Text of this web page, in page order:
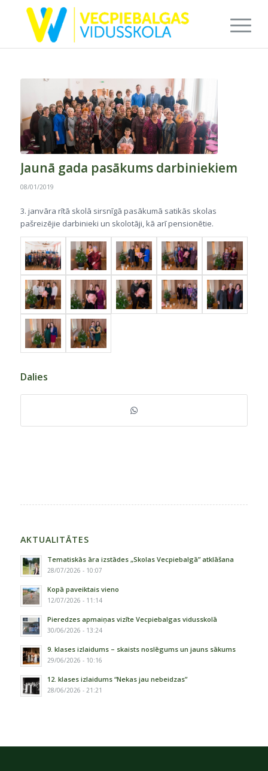
Jaunā gada pasākums darbiniekiem
08/01/2019
3. janvāra rītā skolā sirsnīgā pasākumā satikās skolas
pašreizējie darbinieki un skolotāji, kā arī pensionētie.
Dalies
AKTUALITĀTES
Tematiskās āra izstādes „Skolas Vecpiebalgā” atklāšana
28/07/2026 - 10:07
Kopā paveiktais vieno
12/07/2026 - 11:14
Pieredzes apmaiņas vizīte Vecpiebalgas vidusskolā
30/06/2026 - 13:24
9. klases izlaidums – skaists noslēgums un jauns sākums
29/06/2026 - 10:16
12. klases izlaidums “Nekas jau nebeidzas”
28/06/2026 - 21:21